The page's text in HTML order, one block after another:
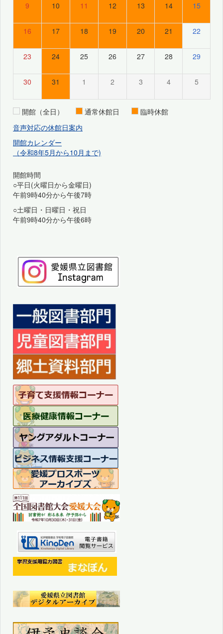
9 10 11 12 13 14 15
16 17 18 19 20 21 22
23 24 25 26 27 28 29
30 31 1 2 3 4 5
開館（全日） 通常休館日
臨時休館
音声対応の休館日案内
開館カレンダー
（令和8年5月から10月まで)
開館時間
○平日(火曜日から金曜日)
午前9時40分から午後7時
○土曜日・日曜日・祝日
午前9時40分から午後6時